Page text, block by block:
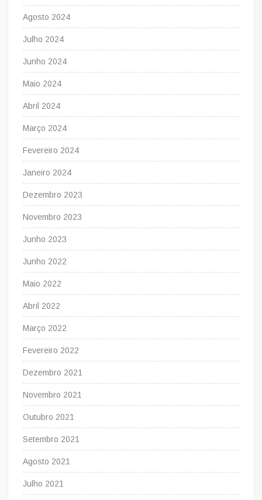
Agosto 2024
Julho 2024
Junho 2024
Maio 2024
Abril 2024
Março 2024
Fevereiro 2024
Janeiro 2024
Dezembro 2023
Novembro 2023
Junho 2023
Junho 2022
Maio 2022
Abril 2022
Março 2022
Fevereiro 2022
Dezembro 2021
Novembro 2021
Outubro 2021
Setembro 2021
Agosto 2021
Julho 2021